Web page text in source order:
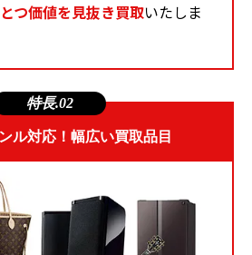
つ価値を見抜き買取いたしま
特長.02
ル対応！幅広い買取品目